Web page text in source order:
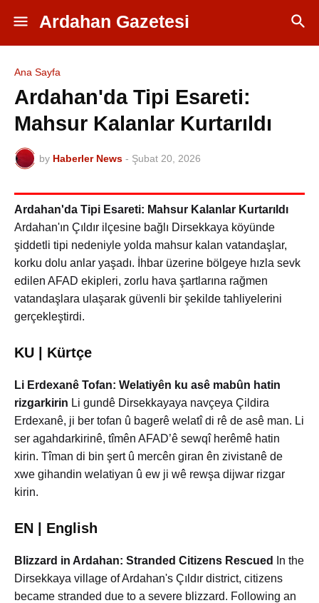
Ardahan Gazetesi
Ana Sayfa
Ardahan'da Tipi Esareti:
Mahsur Kalanlar Kurtarıldı
by Haberler News - Şubat 20, 2026
Ardahan'da Tipi Esareti: Mahsur Kalanlar Kurtarıldı
Ardahan'ın Çıldır ilçesine bağlı Dirsekkaya köyünde
şiddetli tipi nedeniyle yolda mahsur kalan vatandaşlar,
korku dolu anlar yaşadı. İhbar üzerine bölgeye hızla sevk
edilen AFAD ekipleri, zorlu hava şartlarına rağmen
vatandaşlara ulaşarak güvenli bir şekilde tahliyelerini
gerçekleştirdi.
KU | Kürtçe
Li Erdexanê Tofan: Welatiyên ku asê mabûn hatin
rizgarkirin Li gundê Dirsekkayaya navçeya Çildira
Erdexanê, ji ber tofan û bagerê welatî di rê de asê man. Li
ser agahdarkirinê, tîmên AFAD’ê sewqî herêmê hatin
kirin. Tîman di bin şert û mercên giran ên zivistanê de
xwe gihandin welatiyan û ew ji wê rewşa dijwar rizgar
kirin.
EN | English
Blizzard in Ardahan: Stranded Citizens Rescued
In the
Dirsekkaya village of Ardahan's Çıldır district, citizens
became stranded due to a severe blizzard. Following an